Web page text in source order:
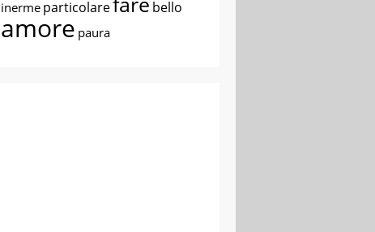
inerme particolare bello
amore paura